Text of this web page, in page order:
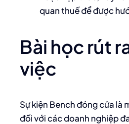
quan thuế để được
Bài học rút
việc
Sự kiện Bench đóng cửa là
đối với các doanh nghiệp